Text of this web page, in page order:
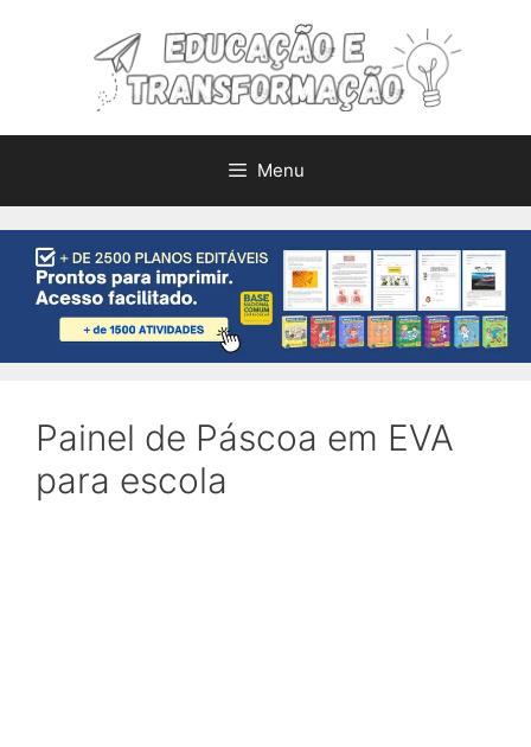
Menu
Painel de Páscoa em EVA
para escola